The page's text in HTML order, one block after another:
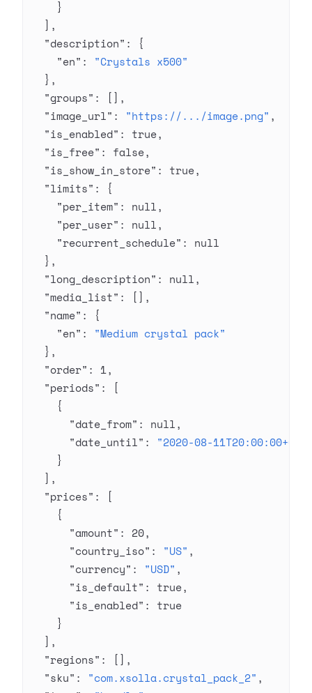
    }
  ],
  "description"
: {
    "en"
: "Crystals x500"
  },
  "groups"
: [],
  "image_url"
: "https://.../image.png" ,
  "is_enabled"
: true,
  "is_free"
: false,
  "is_show_in_store"
: true,
  "limits"
: {
    "per_item"
: null,
    "per_user"
: null,
    "recurrent_schedule"
: null
  },
  "long_description"
: null,
  "media_list"
: [],
  "name"
: {
    "en"
: "Medium crystal pack"
  },
  "order"
: 1,
  "periods"
: [
    {
      "date_from"
: null,
      "date_until"
: "2020-08-
    }
  ],
  "prices"
: [
    {
      "amount"
: 20,
      "country_iso"
: "US" ,
      "currency"
: "USD" ,
      "is_default"
: true,
      "is_enabled"
: true
    }
  ],
  "regions"
: [],
  "sku"
: "com.xsolla.crystal_pack_2" ,